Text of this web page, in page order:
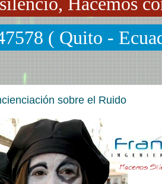
( Quito -
sobre el Ruido